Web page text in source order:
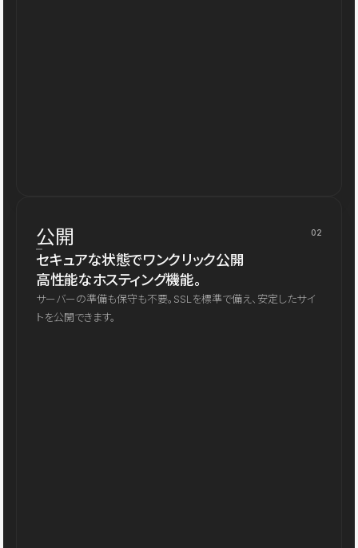
公開 02
セキュアな状態でワンクリック公開
高性能なホスティング機能。
サーバーの準備も保守も不要。SSLを標準で備え、安定したサイ
トを公開できます。